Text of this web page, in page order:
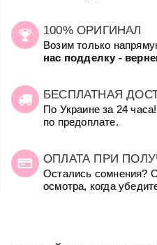
100% ОРИГИНАЛ
Возим только
нас подделку -
БЕСПЛАТНАЯ
По Украине за 24 часа!
по предоплате.
ОПЛАТА ПРИ
Остались сомнения?
осмотра, когда